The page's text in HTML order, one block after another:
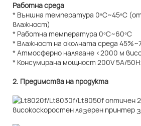
Работна среда
* Външна температура 0ºC~45ºC
влажност)
* Работна температура 0ºC~60ºC
* Влажност на околната среда
* Атмосферно налягане <2000 м
* Консумирана мощност 200V 5A/
2. Предимства на продукта